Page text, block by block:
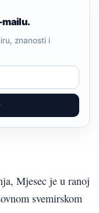
mailu.
znanosti i
Mjesec je u ranoj
svemirskom